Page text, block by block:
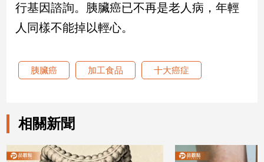
追
星
建
築/
內
行基因諮詢。胰臟癌已不再是老人病，年輕
人同樣不能掉以輕心。
胰臟癌 加工食品 十大癌症
相關新聞